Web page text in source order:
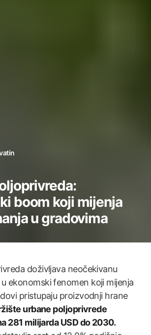
boom koji mijenja
u gradovima
doživljava neočekivanu
ekonomski fenomen koji mijenja
pristupaju proizvodnji hrane
urbane poljoprivrede
281 milijarda USD do 2030.